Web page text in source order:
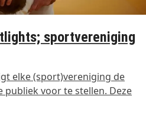
sportvereniging
elke (sport)vereniging de
publiek voor te stellen. Deze